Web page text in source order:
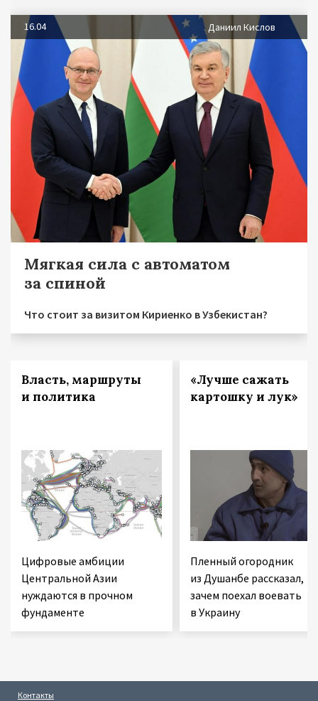
16.04 Даниил Кислов
Мягкая сила с автоматом
за спиной
Что стоит за визитом Кириенко в Узбекистан?
Власть, маршруты
и политика
Цифровые амбиции
Центральной Азии
нуждаются в прочном
фундаменте
«Лучше сажать
картошку и лук»
Пленный огородник
из Душанбе рассказал,
зачем поехал воевать
в Украину
Контакты